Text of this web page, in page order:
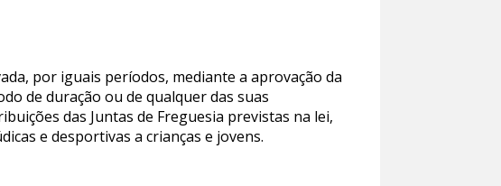
por iguais períodos, mediante a aprovação da
de duração ou de qualquer das suas
das Juntas de Freguesia previstas na lei,
e desportivas a crianças e jovens.